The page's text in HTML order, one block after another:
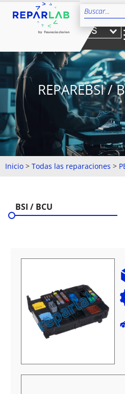
ES
REPAREBSI /
Inicio > Todas las reparaciones >
BSI / BCU